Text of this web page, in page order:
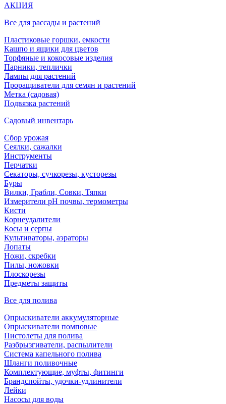
АКЦИЯ
Все для рассады и растений
Пластиковые горшки, емкости
Кашпо и ящики для цветов
Торфяные и кокосовые изделия
Парники, теплички
Лампы для растений
Проращиватели для семян и растений
Метка (садовая)
Подвязка растений
Садовый инвентарь
Сбор урожая
Сеялки, сажалки
Инструменты
Перчатки
Секаторы, сучкорезы, кусторезы
Буры
Вилки, Грабли, Совки, Тяпки
Измерители pH почвы, термометры
Кисти
Корнеудалители
Косы и серпы
Культиваторы, аэраторы
Лопаты
Ножи, скребки
Пилы, ножовки
Плоскорезы
Предметы защиты
Все для полива
Опрыскиватели аккумуляторные
Опрыскиватели помповые
Пистолеты для полива
Разбрызгиватели, распылители
Система капельного полива
Шланги поливочные
Комплектующие, муфты, фитинги
Брандспойты, удочки-удлинители
Лейки
Насосы для воды